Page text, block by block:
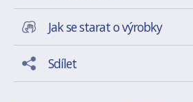
Jak se starat o výrobky
Sdílet